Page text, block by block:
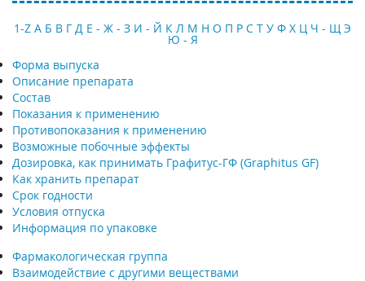
1-Z А Б В Г Д Е - Ж - З И - Й К Л М Н О П Р С Т У Ф Х Ц Ч - Щ Э
Ю - Я
Форма выпуска
Описание препарата
Состав
Показания к применению
Противопоказания к применению
Возможные побочные эффекты
Дозировка, как принимать Графитус-ГФ (Graphitus GF)
Как хранить препарат
Срок годности
Условия отпуска
Информация по упаковке
Фармакологическая группа
Взаимодействие с другими веществами